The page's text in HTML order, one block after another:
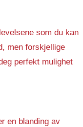
som du kan
men forskjellige
perfekt mulighet
en blanding av